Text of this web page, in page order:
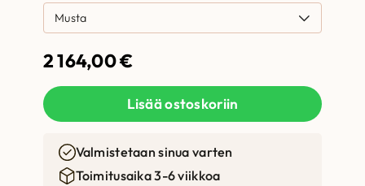
2 164,00€
Lisää ostoskoriin
Valmistetaan sinua varten
Toimitusaika 3-6 viikkoa